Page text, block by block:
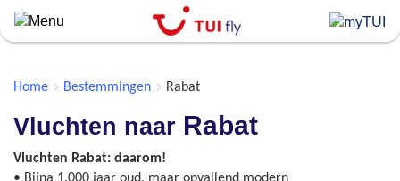
Skip
to
Home
Bestemmingen Rabat
Vluchten naar Rabat
Vluchten Rabat: daarom!